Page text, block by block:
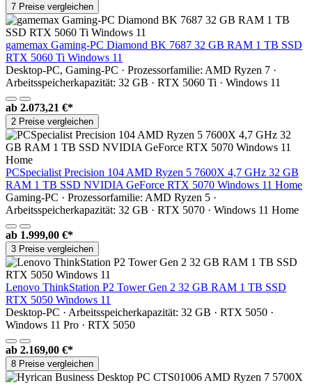
7 Preise vergleichen
gamemax Gaming-PC Diamond BK 7687 32 GB RAM 1 TB SSD
RTX 5060 Ti Windows 11
Desktop-PC, Gaming-PC · Prozessorfamilie: AMD Ryzen 7 ·
Arbeitsspeicherkapazität: 32 GB · RTX 5060 Ti · Windows 11
ab 2.073,21 €*
2 Preise vergleichen
PCSpecialist Precision 104 AMD Ryzen 5 7600X 4,7 GHz 32 GB
RAM 1 TB SSD NVIDIA GeForce RTX 5070 Windows 11 Home
Gaming-PC · Prozessorfamilie: AMD Ryzen 5 ·
Arbeitsspeicherkapazität: 32 GB · RTX 5070 · Windows 11 Home
ab 1.999,00 €*
3 Preise vergleichen
Lenovo ThinkStation P2 Tower Gen 2 32 GB RAM 1 TB SSD
RTX 5050 Windows 11
Desktop-PC · Arbeitsspeicherkapazität: 32 GB · RTX 5050 ·
Windows 11 Pro · RTX 5050
ab 2.169,00 €*
8 Preise vergleichen